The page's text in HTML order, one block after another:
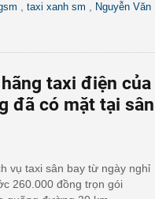
taxi xanh sm
Nguyễn Văn
taxi điện của
đã có mặt tại sân
vụ taxi sân bay từ ngày nghỉ
260.000 đồng trọn gói